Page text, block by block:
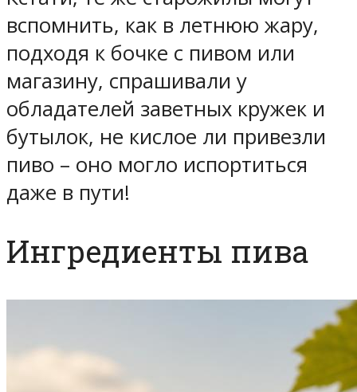
вспомнить, как в летнюю жару,
подходя к бочке с пивом или
магазину, спрашивали у
обладателей заветных кружек и
бутылок, не кислое ли привезли
пиво – оно могло испортиться
даже в пути!
Ингредиенты пива